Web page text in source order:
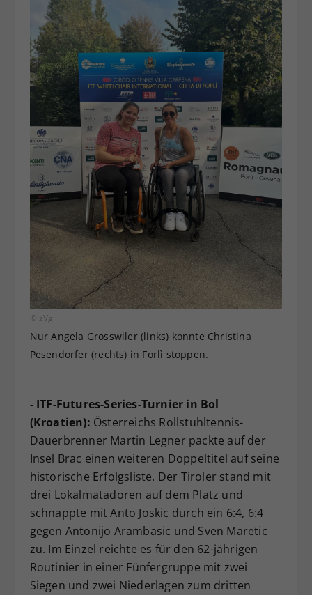
© zVg
Nur Angela Grosswiler (links) konnte Christina
Pesendorfer (rechts) in Forlì stoppen.
- ITF-Futures-Series-Turnier in Bol
(Kroatien): Österreichs Rollstuhltennis-
Dauerbrenner Martin Legner packte auf der
Insel Brac einen weiteren Doppeltitel auf seine
historische Erfolgsliste. Der Tiroler stand mit
drei Lokalmatadoren auf dem Platz und
schnappte mit Anto Joskic durch ein 6:4, 6:4
gegen Antonijo Arambasic und Sven Maretic
zu. Im Einzel reichte es für den 62-jährigen
Routinier in einer Fünfergruppe mit zwei
Siegen und zwei Niederlagen zum dritten